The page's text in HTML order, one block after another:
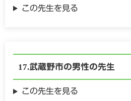
この先生を見る
武蔵野市の男性の先生
この先生を見る